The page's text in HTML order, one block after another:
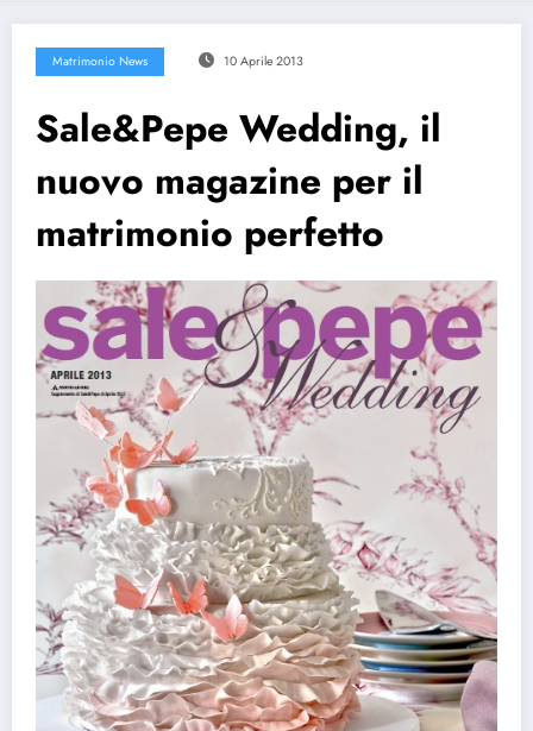
Matrimonio News 10 Aprile 2013
Sale&Pepe Wedding, il
nuovo magazine per il
matrimonio perfetto